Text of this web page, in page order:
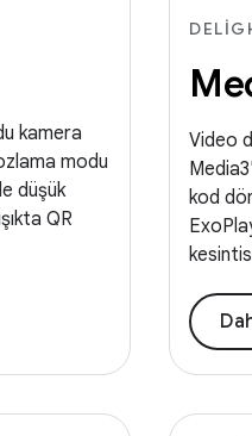
kamera
modu
düşük
QR
Video
kod